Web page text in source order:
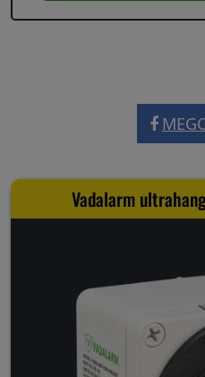
Vadalarm